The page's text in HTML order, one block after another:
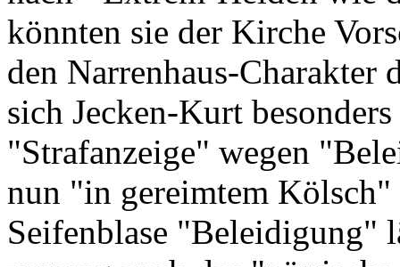
könnten sie der Kirche
den Narrenhaus-
sich Jecken-Kurt
"Strafanzeige" wegen
nun "in gereimtem Kölsch"
Seifenblase "Beleidigung"